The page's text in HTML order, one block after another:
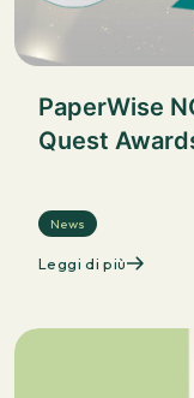
PaperWise
Quest
News
Leggi di più